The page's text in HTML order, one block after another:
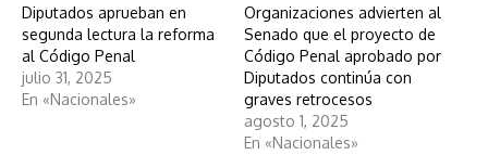
Diputados aprueban en
segunda lectura la reforma
al Código Penal
julio 31, 2025
En «Nacionales»
Organizaciones advierten al
Senado que el proyecto de
Código Penal aprobado por
Diputados continúa con
graves retrocesos
agosto 1, 2025
En «Nacionales»